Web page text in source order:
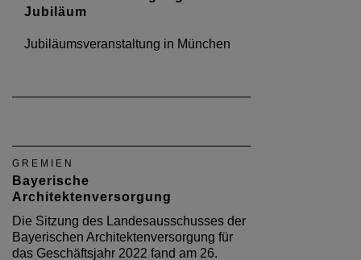
Jubiläum
Jubiläumsveranstaltung in München
GREMIEN
Bayerische
Architektenversorgung
Die Sitzung des Landesausschusses der
Bayerischen Architektenversorgung für
das Geschäftsjahr 2022 fand am 26.